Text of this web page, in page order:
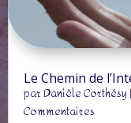
Le Chemin de
parDanièle Corthésy|
Commentaires